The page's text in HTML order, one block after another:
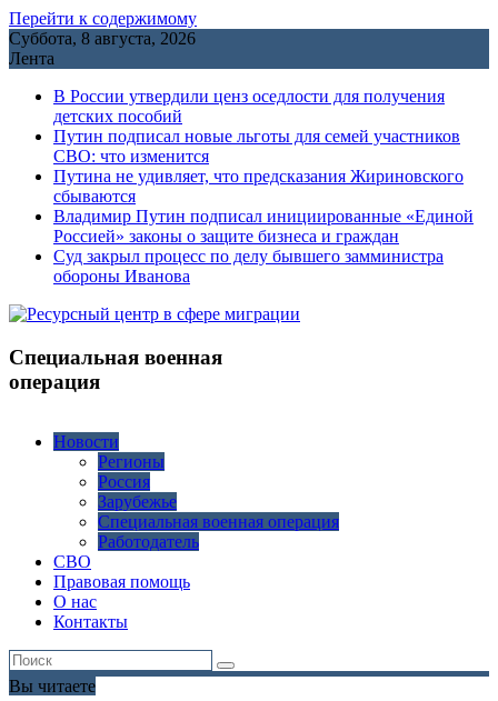
Перейти к содержимому
Суббота, 8 августа, 2026
Лента
В России утвердили ценз оседлости для получения
детских пособий
Путин подписал новые льготы для семей участников
СВО: что изменится
Путина не удивляет, что предсказания Жириновского
сбываются
Владимир Путин подписал инициированные «Единой
Россией» законы о защите бизнеса и граждан
Cуд закрыл процесс по делу бывшего замминистра
обороны Иванова
Специальная военная
операция
Новости
Регионы
Россия
Зарубежье
Специальная военная операция
Работодатель
СВО
Правовая помощь
О нас
Контакты
Вы читаете